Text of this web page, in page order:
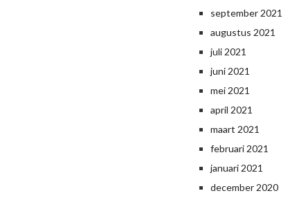
september 2021
augustus 2021
juli 2021
juni 2021
mei 2021
april 2021
maart 2021
februari 2021
januari 2021
december 2020